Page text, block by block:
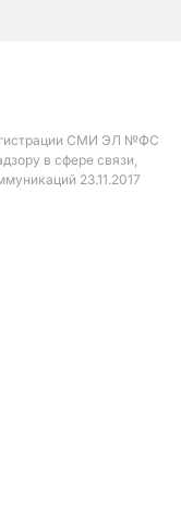
СМИ ЭЛ №ФС
в сфере связи,
23.11.2017